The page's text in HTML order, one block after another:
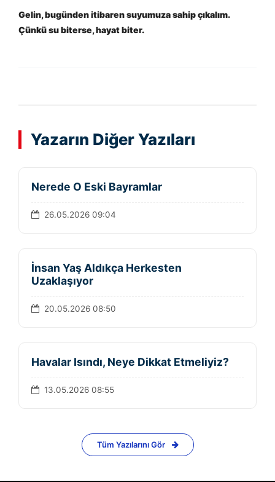
Gelin, bugünden itibaren suyumuza sahip çıkalım.
Çünkü su biterse, hayat biter.
Yazarın Diğer Yazıları
Nerede O Eski Bayramlar
26.05.2026 09:04
İnsan Yaş Aldıkça Herkesten
Uzaklaşıyor
20.05.2026 08:50
Havalar Isındı, Neye Dikkat Etmeliyiz?
13.05.2026 08:55
Tüm Yazılarını Gör